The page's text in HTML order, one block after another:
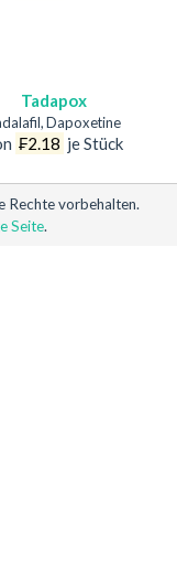
Tadapox
Dapoxetine
₣2.18 je Stück
vorbehalten.
Seite.